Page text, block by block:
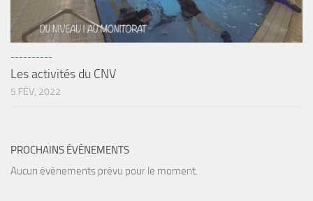
----------
Les activités du CNV
5 FÉV, 2022
PROCHAINS ÉVÈNEMENTS
Aucun évènements prévu pour le moment.